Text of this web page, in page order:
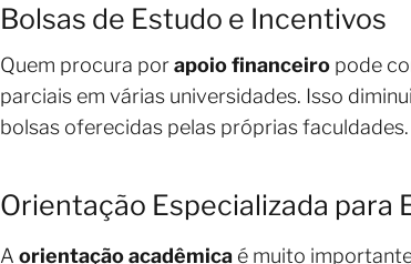
Bolsas de Estudo e Incentivos
Quem procura porapoio financeiro pode
parciais em várias universidades. Isso
bolsas oferecidas pelas próprias
Orientação Especializada para
A orientação acadêmica é muito